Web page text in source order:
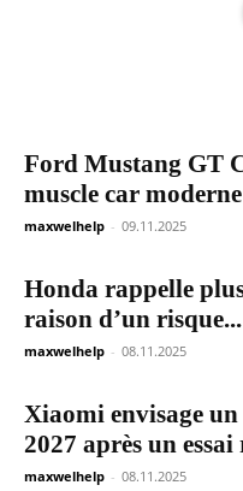
Ford Mustang GT
muscle car
maxwelhelp - 09.11.2025
Honda rappelle
raison d’un risque...
maxwelhelp - 08.11.2025
Xiaomi envisage
2027 après un
maxwelhelp - 08.11.2025